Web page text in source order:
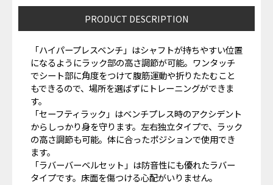
PRODUCT DESCRIPTION
「ハイパープレスベンチ」はシャフトが持ちやすい位置
になるようにラック部の高さ調節が可能。ワンタッチ
でシート部に角度をつけて腹筋運動や折りたたむこと
もできるので、場所を選ばずにトレーニングができま
す。
「セーフティラック」はベンチプレス時のアクシデント
からしっかり身を守ります。左右独立タイプで、ラック
の高さ調節も可能。体に合ったポジションで使用でき
ます。
「ラバーバーベルセット」は防音性にも優れたラバー
タイプです。床面を傷つける心配がいりません。